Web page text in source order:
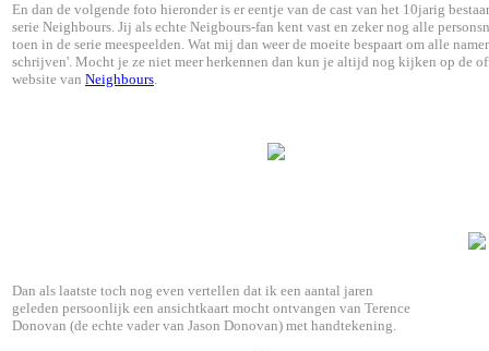
En dan de volgende foto hieronder is er eentje van de cast van het 10jarig
serie Neighbours. Jij als echte Neigbours-fan kent vast en zeker nog alle
toen in de serie meespeelden. Wat mij dan weer de moeite bespaart om alle
schrijven'. Mocht je ze niet meer herkennen dan kun je altijd nog kijken op de
website van Neighbours.
Dan als laatste toch nog even vertellen dat ik een aantal jaren
geleden persoonlijk een ansichtkaart mocht ontvangen van Terence
Donovan (de echte vader van Jason Donovan) met handtekening.